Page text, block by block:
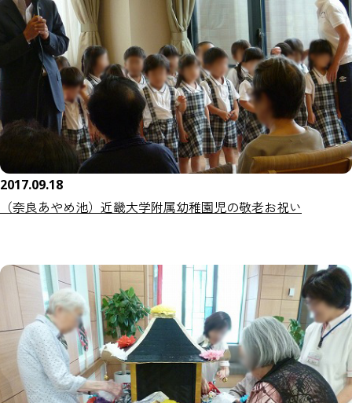
2017.09.18
（奈良あやめ池）近畿大学附属幼稚園児の敬老お祝い